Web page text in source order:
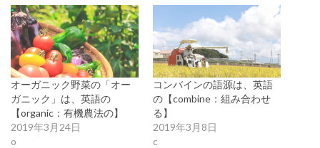
オーガニック野菜の「オー
ガニック」は、英語の
【organic：有機農法の】
2019年3月24日
o
コンバインの語源は、英語
の【combine：組み合わせ
る】
2019年3月8日
c